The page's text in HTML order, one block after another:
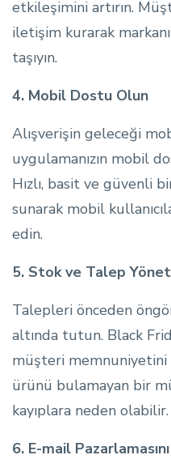
etkileşimini artırın.
iletişim kurarak
taşıyın.
4. Mobil Dostu Olun
Alışverişin geleceği
uygulamanızın mobil
Hızlı, basit ve güvenli
sunarak mobil
edin.
5. Stok ve Talep
Talepleri önceden
altında tutun. Black
müşteri memnuniyetini
ürünü bulamayan bir
kayıplara neden olabilir.
6. E-mail